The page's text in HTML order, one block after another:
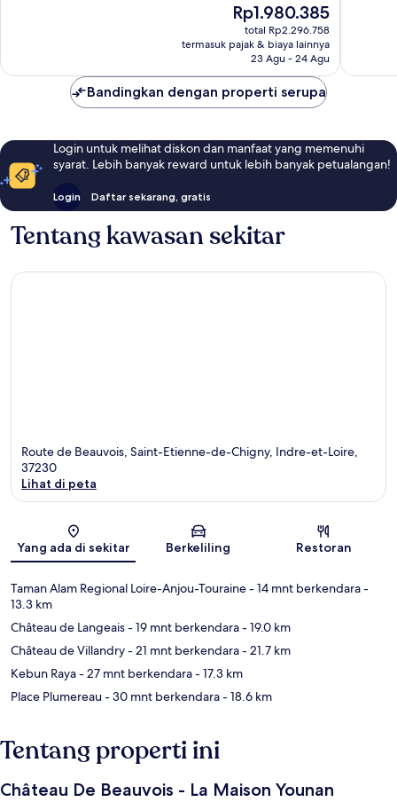
Harga
sekarang
Rp1.980.385
Rp1.980.385
total Rp2.296.758
termasuk pajak & biaya lainnya
23 Agu - 24 Agu
Bandingkan dengan properti serupa
Login untuk melihat diskon dan manfaat yang memenuhi
syarat. Lebih banyak reward untuk lebih banyak petualangan!
Login Daftar sekarang, gratis
Tentang kawasan sekitar
Route de Beauvois, Saint-Etienne-de-Chigny, Indre-et-Loire,
37230
Lihat di peta
Yang ada di sekitar Berkeliling Restoran
Taman Alam Regional Loire-Anjou-Touraine- 14 mnt berkendara-
13.3 km
Château de Langeais- 19 mnt berkendara- 19.0 km
Château de Villandry- 21 mnt berkendara- 21.7 km
Kebun Raya- 27 mnt berkendara- 17.3 km
Place Plumereau- 30 mnt berkendara- 18.6 km
Tentang properti ini
Château De Beauvois - La Maison Younan